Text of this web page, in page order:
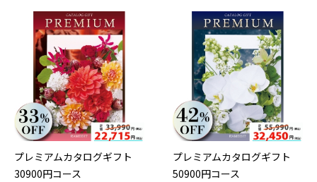
プレミアムカタログギフト
30900円コース
プレミアムカタログギフト
50900円コース